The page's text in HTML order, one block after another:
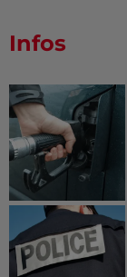
Infos